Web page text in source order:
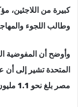
كبيرة من اللاجئين،
وطالب اللجوء
وأوضح أن المفوضية
المتحدة تشير إلى أن
مصر بلغ نحو 1.1 مليون شخص حتى أبريل 2026.